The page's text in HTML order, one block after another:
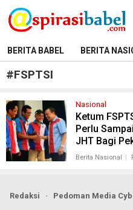
BERITA BABEL BERITA
#FSPTSI
Nasional
Ketum
Perlu
JHT Bagi
Berita Nasional
Redaksi Pedoman Media